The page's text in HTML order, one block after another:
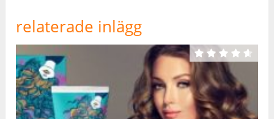
relaterade inlägg